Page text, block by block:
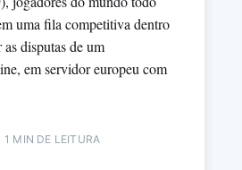
uma fila competitiva dentro
disputas de um
em servidor europeu com
1 MIN DE LEITURA